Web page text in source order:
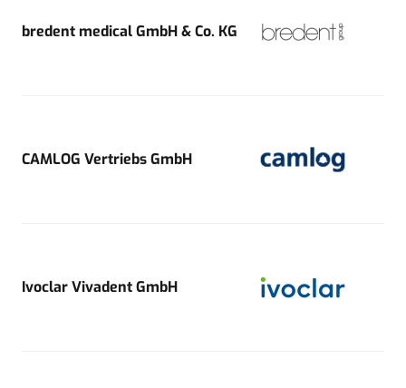
bredent medical GmbH & Co. KG
CAMLOG Vertriebs GmbH
Ivoclar Vivadent GmbH